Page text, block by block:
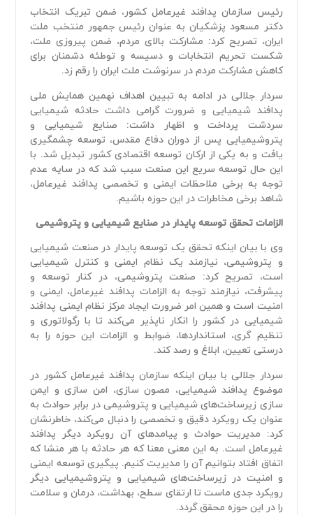
رئیس سازمان پدافند غیرعامل کشور، ضمن تبریک انتخاب
دکتر مسعود پزشکیان به عنوان رئیس جمهور منتخب ملت
ایران، تصریح کرد: مشارکت بالای مردم، ضمن پیروزی ملت،
شکست تحریم انتخابات و دسیسه و توطئه دشمنان برای
کاهش مشارکت مردم در سرنوشت ملت ایران را رقم زد.
سردار جلالی در ادامه به تبیین اهداف نهمین همایش ملی
پدافند شیمیایی و ضرورت گرامی داشت حادثه شیمیایی
سردشت پرداخت و اظهار داشت: صنایع شیمیایی و
پتروشیمیایی پس از دوران دفاع مقدس، توسعه چشمگیری
یافت و به یکی از ارکان توسعه اقتصادی کشور تبدیل شد. با
این حال توسعه سریع این صنعت سبب شد که در سایه عدم
توجه به برخی ملاحظات ایمنی و تخصصی پدافند غیرعامل،
شاهد برخی مخاطرات در این حوزه باشیم.
الزامات تحقق توسعه پایدار در صنایع شیمیایی و پتروشیمی
وی با بیان اینکه تحقق یک توسعه پایدار در صنعت شیمیایی
و پتروشیمی، نیازمند یک نظام ایمنی و کنترل شیمیایی
است، تصریح کرد: صنعت پتروشیمی، در کنار توسعه و
پیشرفت، نیازمند توجه به الزامات پدافند غیرعامل، ایمنی و
امنیت است و همین امر ضرورت ایجاد مرکز نظام ایمنی پدافند
شیمیایی در کشور را انکار ناپذیر می‌کند تا با رگولاتوری و
تنظیم گری، استانداردها، ضوابط و الزامات این حوزه را به
درستی تعیین، ابلاغ و رصد کند.
سردار جلالی با بیان اینکه سازمان پدافند غیرعامل کشور در
موضوع پدافند شیمیایی، مصون سازی، امن سازی و ایمن
سازی زیرساخت‌های شیمیایی و پتروشیمی در برابر حوادث به
عنوان یک رویکرد دقیق و تخصصی را دنبال می‌کند، خاطرنشان
کرد: مدیریت حوادث و پیامد‌های آن رویکرد دیگر پدافند
غیرعامل است. به این معنی معنا که هر حادثه با هر منشا که
اتفاق افتاد بتوانیم آن را مدیریت کنیم. پیگیری توسعه ایمنی
و امنیت در زیرساخت‌های شیمیایی و پتروشیمیایی دیگر
رویکرد جدی ماست تا ارتقای سطح، بهداشت، درمان و سلامت
را در این حوزه محقق گردد.